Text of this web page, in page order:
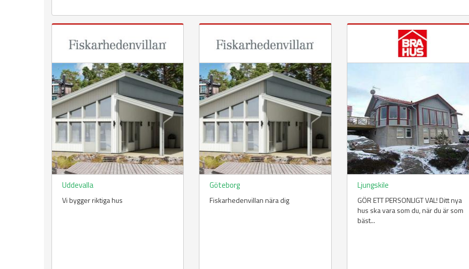
Uddevalla
Vi bygger riktiga hus
Göteborg
Fiskarhedenvillan nära dig
Ljungskile
GÖR ETT PERSONLIGT VAL! Ditt nya
hus ska vara som du, när du är som
bäst...